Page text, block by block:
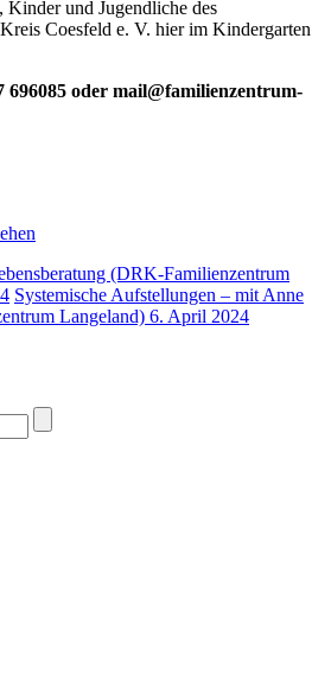
Kinder und Jugendliche des
Coesfeld e. V. hier im Kindergarten
696085 oder mail@familienzentrum-
(DRK-Familienzentrum
Systemische Aufstellungen – mit Anne
Langeland) 6. April 2024